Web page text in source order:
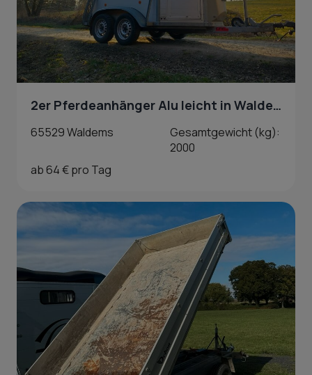
2er Pferdeanhänger Alu leicht in Waldems
65529 Waldems
Gesamtgewicht (kg):
2000
ab 64 € pro Tag